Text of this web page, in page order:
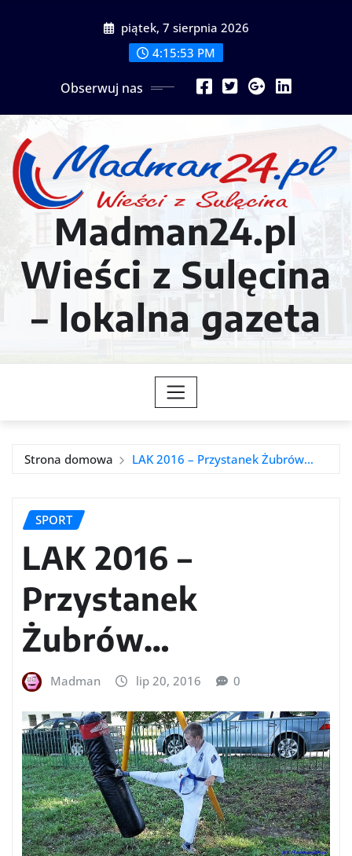
piątek, 7 sierpnia 2026
4:15:55 PM
Obserwuj nas
Madman24.pl
Wieści z Sulęcina
– lokalna gazeta
Strona domowa LAK 2016 – Przystanek Żubrów…
SPORT
LAK 2016 –
Przystanek
Żubrów…
Madman lip 20, 2016 0